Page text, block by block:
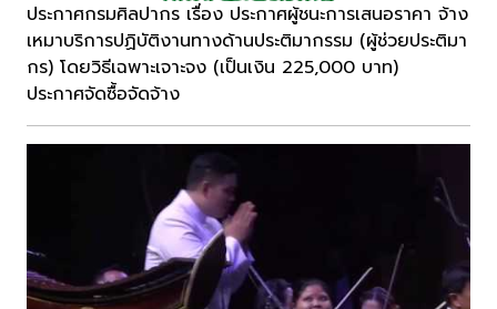
ประกาศกรมศิลปากร เรื่อง ประกาศผู้ชนะการเสนอราคา จ้าง
เหมาบริการปฏิบัติงานทางด้านประติมากรรม (ผู้ช่วยประติมา
กร) โดยวิธีเฉพาะเจาะจง (เป็นเงิน 225,000 บาท)
ประกาศจัดซื้อจัดจ้าง